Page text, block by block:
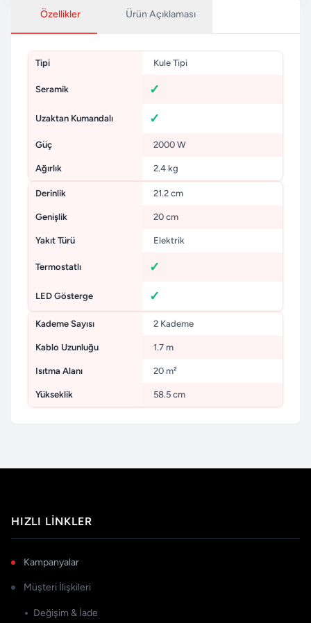
Özellikler Ürün Açıklaması
Tipi Kule Tipi
Seramik
Uzaktan Kumandalı
Güç 2000 W
Ağırlık 2.4 kg
Derinlik 21.2 cm
Genişlik 20 cm
Yakıt Türü Elektrik
Termostatlı
LED Gösterge
Kademe Sayısı 2 Kademe
Kablo Uzunluğu 1.7 m
Isıtma Alanı 20 m²
Yükseklik 58.5 cm
HIZLI LINKLER
Kampanyalar
Müşteri İlişkileri
Değişim & İade